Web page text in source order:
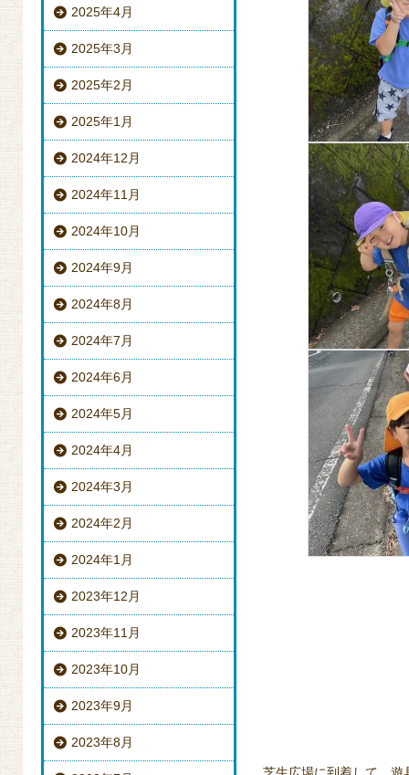
2025年4月
2025年3月
2025年2月
2025年1月
2024年12月
2024年11月
2024年10月
2024年9月
2024年8月
2024年7月
2024年6月
2024年5月
2024年4月
2024年3月
2024年2月
2024年1月
2023年12月
2023年11月
2023年10月
2023年9月
2023年8月